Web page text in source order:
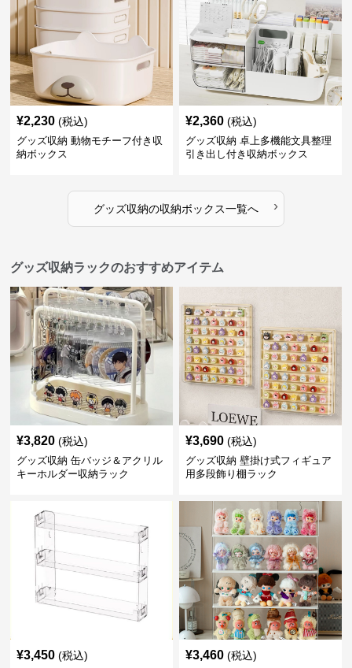
¥2,230 (税込)
グッズ収納 動物モチーフ付き収
納ボックス
¥2,360 (税込)
グッズ収納 卓上多機能文具整理
引き出し付き収納ボックス
グッズ収納の収納ボックス一覧へ ›
グッズ収納ラックのおすすめアイテム
¥3,820 (税込)
グッズ収納 缶バッジ＆アクリル
キーホルダー収納ラック
¥3,690 (税込)
グッズ収納 壁掛け式フィギュア
用多段飾り棚ラック
¥3,450 (税込) ¥3,460 (税込)